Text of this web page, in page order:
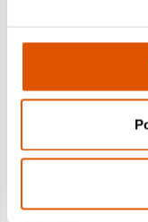
igračaka lansirana je
najpopularnijih i
također uključuje i
pomažu u
motoričkih
franšize svih
omiljenim likovima iz